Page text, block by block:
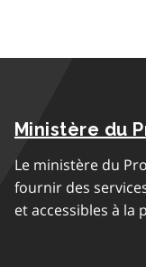
Ministère du
Le ministère du
fournir des
et accessibles à